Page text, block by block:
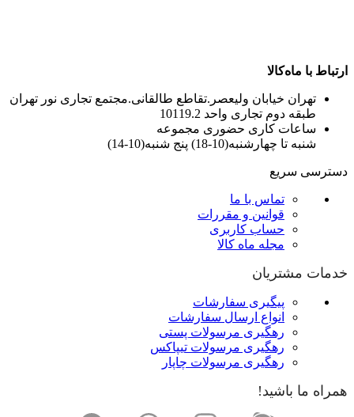
ارتباط با ماه‌کالا
تهران خیابان ولیعصر.تقاطع طالقانی.مجتمع تجاری نور تهران
طبقه دوم تجاری واحد 10119.2
ساعات کاری حضوری مجموعه
شنبه تا چهارشنبه(10-18) پنج شنبه(10-14)
دسترسی سریع
تماس با ما
قوانین و مقررات
حساب کاربری
مجله ماه کالا
خدمات مشتریان
پیگیری سفارشات
انواع ارسال سفارشات
رهگیری مرسولات پستی
رهگیری مرسولات تیپاکس
رهگیری مرسولات چاپار
همراه ما باشید!